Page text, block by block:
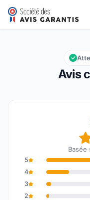
Alsol
Note globale : 9,2 sur 10
9,2/10
Avis
Basée
5
4
3
2